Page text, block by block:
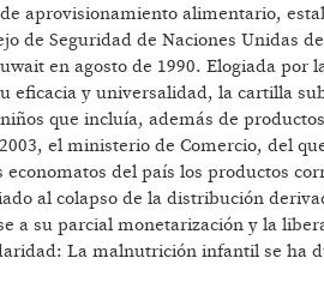
aprovisionamiento alimentario,
de Seguridad de Naciones Unidas
en agosto de 1990. Elogiada
y universalidad, la cartilla
que incluía, además de
el ministerio de Comercio, del
del país los productos
al colapso de la distribución
a su parcial monetarización y la
La malnutrición infantil se ha